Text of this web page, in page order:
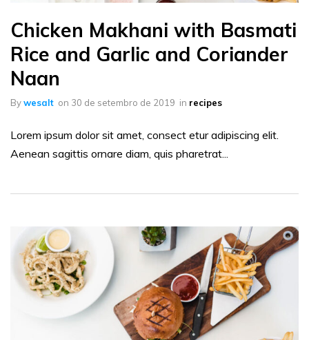
Chicken Makhani with Basmati
Rice and Garlic and Coriander
Naan
Bywesalt on 30 de setembro de 2019 in recipes
Lorem ipsum dolor sit amet, consect etur adipiscing elit.
Aenean sagittis ornare diam, quis pharetrat...